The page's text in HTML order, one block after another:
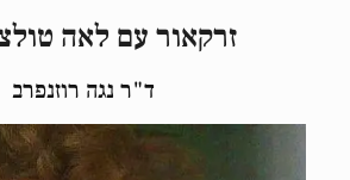
זרקאור עם לאה
ד"ר נגה רוזנפרב